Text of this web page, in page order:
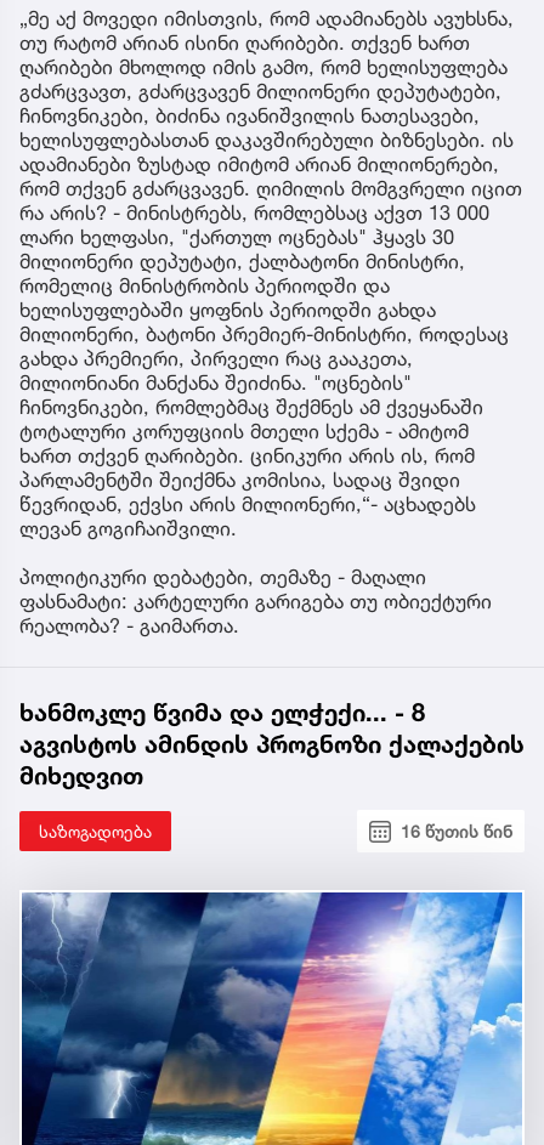
„მე აქ მოვედი იმისთვის, რომ ადამიანებს ავუხსნა,
თუ რატომ არიან ისინი ღარიბები. თქვენ ხართ
ღარიბები მხოლოდ იმის გამო, რომ ხელისუფლება
გძარცვავთ, გძარცვავენ მილიონერი დეპუტატები,
ჩინოვნიკები, ბიძინა ივანიშვილის ნათესავები,
ხელისუფლებასთან დაკავშირებული ბიზნესები. ის
ადამიანები ზუსტად იმიტომ არიან მილიონერები,
რომ თქვენ გძარცვავენ. ღიმილის მომგვრელი იცით
რა არის? - მინისტრებს, რომლებსაც აქვთ 13 000
ლარი ხელფასი, "ქართულ ოცნებას" ჰყავს 30
მილიონერი დეპუტატი, ქალბატონი მინისტრი,
რომელიც მინისტრობის პერიოდში და
ხელისუფლებაში ყოფნის პერიოდში გახდა
მილიონერი, ბატონი პრემიერ-მინისტრი, როდესაც
გახდა პრემიერი, პირველი რაც გააკეთა,
მილიონიანი მანქანა შეიძინა. "ოცნების"
ჩინოვნიკები, რომლებმაც შექმნეს ამ ქვეყანაში
ტოტალური კორუფციის მთელი სქემა - ამიტომ
ხართ თქვენ ღარიბები. ცინიკური არის ის, რომ
პარლამენტში შეიქმნა კომისია, სადაც შვიდი
წევრიდან, ექვსი არის მილიონერი,“- აცხადებს
ლევან გოგიჩაიშვილი.
პოლიტიკური დებატები, თემაზე - მაღალი
ფასნამატი: კარტელური გარიგება თუ ობიექტური
რეალობა? - გაიმართა.
ხანმოკლე წვიმა და ელჭექი... - 8
აგვისტოს ამინდის პროგნოზი ქალაქების
მიხედვით
საზოგადოება 16 წუთის წინ